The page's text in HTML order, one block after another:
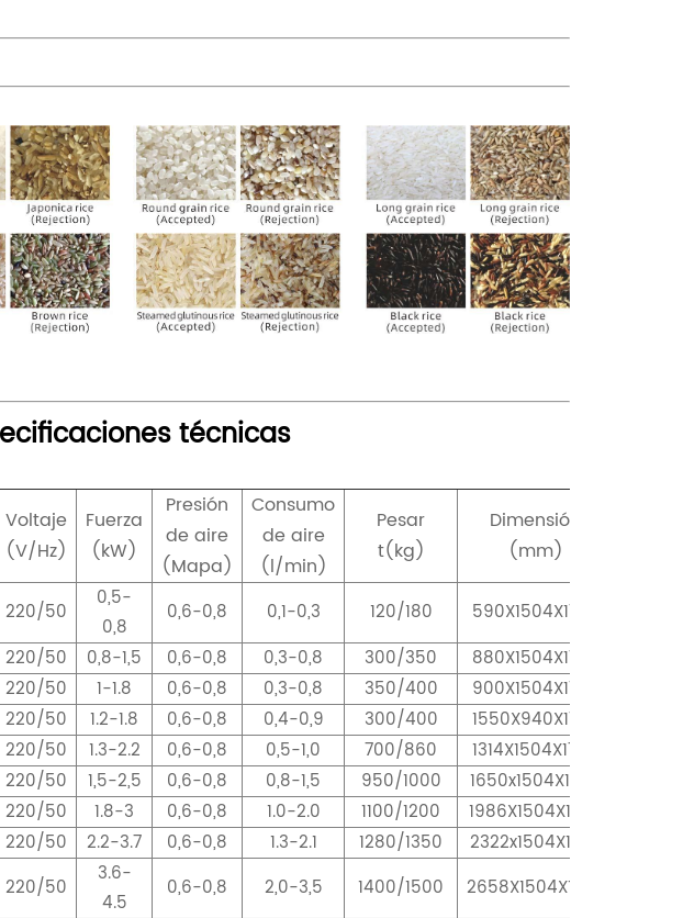
técnicas
Voltaje
(V/Hz)
Fuerza
(kW)
Presión
de aire
(Mapa)
Consumo
de aire
(l/min)
Pesar
t(kg)
Dimensión
(mm)
220/50
0,5-
0,8
0,6-0,8 0,1-0,3 120/180
590X1504X1760
220/50 0,8-1,5 0,6-0,8 0,3-0,8 300/350
880X1504X1760
220/50 1-1.8 0,6-0,8 0,3-0,8 350/400
900X1504X1760
220/50 1.2-1.8 0,6-0,8 0,4-0,9 300/400
1550X940X1750
220/50 1.3-2.2 0,6-0,8 0,5-1,0 700/860
1314X1504X1760
220/50 1,5-2,5 0,6-0,8 0,8-1,5 950/1000
1650x1504X1760
220/50 1.8-3 0,6-0,8 1.0-2.0 1100/1200
1986X1504X1760
220/50 2.2-3.7 0,6-0,8 1.3-2.1 1280/1350
2322x1504X1760
220/50
3.6-
4.5
0,6-0,8 2,0-3,5 1400/1500
2658X1504X1760